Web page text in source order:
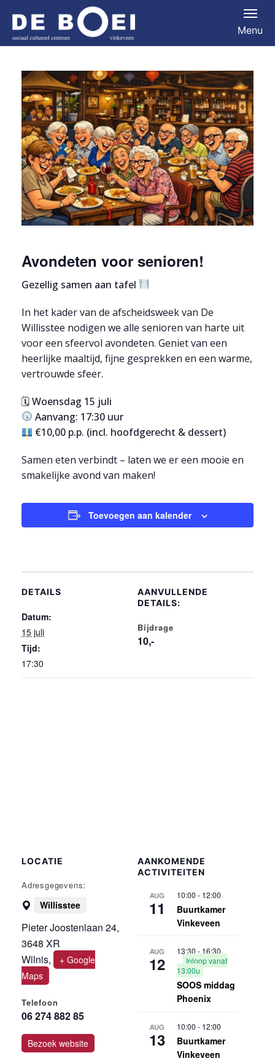
Menu
Avondeten voor senioren!
Gezellig samen aan tafel
In het kader van de afscheidsweek van De
Willisstee nodigen we alle senioren van harte uit
voor een sfeervol avondeten. Geniet van een
heerlijke maaltijd, fijne gesprekken en een warme,
vertrouwde sfeer.
🗓Woensdag 15 juli
Aanvang: 17:30 uur
€10,00 p.p. (incl. hoofdgerecht & dessert)
Samen eten verbindt – laten we er een mooie en
smakelijke avond van maken!
Toevoegen aan kalender
DETAILS
Datum:
15 juli
Tijd:
17:30
AANVULLENDE
DETAILS:
Bijdrage
10,-
LOCATIE
Adresgegevens:
Willisstee
Pieter Joostenlaan 24,
3648 XR
Wilnis,
+ Google
Maps
Telefoon
06 274 882 85
Bezoek website
AANKOMENDE
ACTIVITEITEN
AUG
11
10:00 - 12:00
Buurtkamer
Vinkeveen
AUG
12
13:30 - 16:30
Inloop vanaf
13:00u
SOOS middag
Phoenix
AUG
13
10:00 - 12:00
Buurtkamer
Vinkeveen